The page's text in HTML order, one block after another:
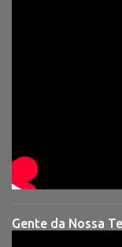
Gente da Nossa